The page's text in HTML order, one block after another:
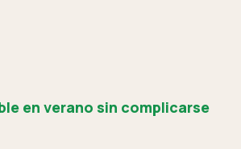
en verano sin complicarse